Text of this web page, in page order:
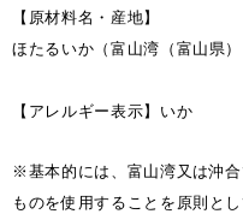
【原材料名・産地】
ほたるいか（富山湾（富山県）
【アレルギー表示】いか
※基本的には、富山湾又は沖
ものを使用することを原則とし